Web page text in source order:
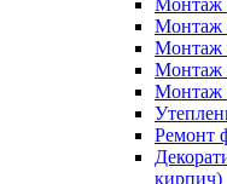
Монтаж
Монтаж
Монтаж
Монтаж
Монтаж
Ремонт
кирпич)